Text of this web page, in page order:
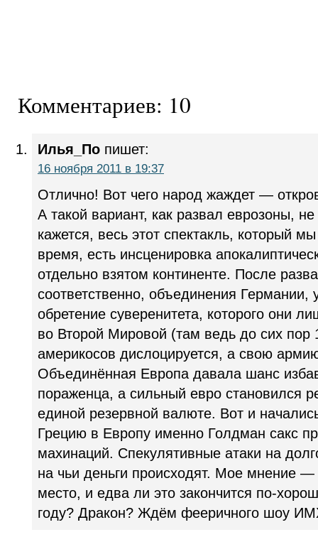
Комментариев: 10
Илья_По пишет:
16 ноября 2011 в 19:37
Отлично! Вот чего народ жаждет —
А такой вариант, как развал еврозоны,
кажется, весь этот спектакль, который
время, есть инсценировка
отдельно взятом континенте. После
соответственно, объединения
обретение суверенитета, которого они
во Второй Мировой (там ведь до сих пор
америкосов дислоцируется, а свою
Объединённая Европа давала шанс
пораженца, а сильный евро становился
единой резервной валюте. Вот и
Грецию в Европу именно Голдман сакс
махинаций. Спекулятивные атаки на
на чьи деньги происходят. Мое мнение
место, и едва ли это закончится по-
году? Дракон? Ждём фееричного шоу